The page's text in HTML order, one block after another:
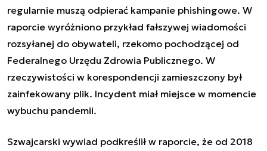
regularnie muszą odpierać kampanie phishingowe. W
raporcie wyróżniono przykład fałszywej wiadomości
rozsyłanej do obywateli, rzekomo pochodzącej od
Federalnego Urzędu Zdrowia Publicznego. W
rzeczywistości w korespondencji zamieszczony był
zainfekowany plik. Incydent miał miejsce w momencie
wybuchu pandemii.
Szwajcarski wywiad podkreślił w raporcie, że od 2018